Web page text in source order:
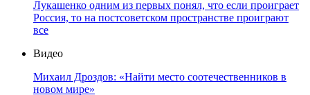
Лукашенко одним из первых понял, что если проиграет
Россия, то на постсоветском пространстве проиграют
все
Видео
Михаил Дроздов: «Найти место соотечественников в
новом мире»